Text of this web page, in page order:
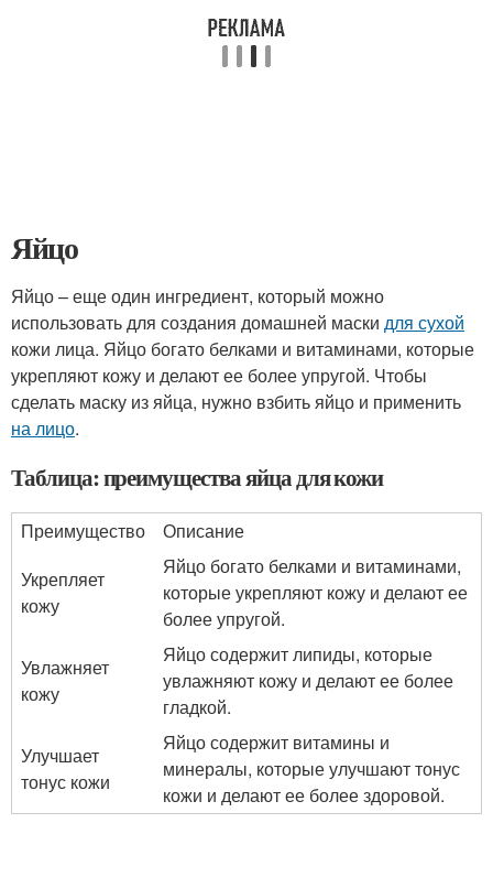
Яйцо
Яйцо – еще один ингредиент, который можно
использовать для создания домашней маски для сухой
кожи лица. Яйцо богато белками и витаминами, которые
укрепляют кожу и делают ее более упругой. Чтобы
сделать маску из яйца, нужно взбить яйцо и применить
на лицо.
Таблица: преимущества яйца для кожи
Преимущество
Описание
Укрепляет
кожу
Яйцо богато белками и витаминами,
которые укрепляют кожу и делают ее
более упругой.
Увлажняет
кожу
Яйцо содержит липиды, которые
увлажняют кожу и делают ее более
гладкой.
Улучшает
тонус кожи
Яйцо содержит витамины и
минералы, которые улучшают тонус
кожи и делают ее более здоровой.